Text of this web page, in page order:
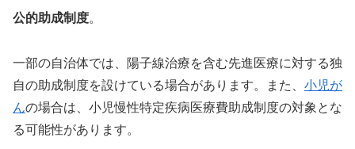
公的助成制度。
一部の自治体では、陽子線治療を含む先進医療に対する独
自の助成制度を設けている場合があります。また、 小児が
んの場合は、小児慢性特定疾病医療費助成制度の対象とな
る可能性があります。